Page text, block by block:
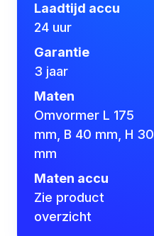
Laadtijd accu
24 uur
Garantie
3 jaar
Maten
Omvormer L 175
mm, B 40 mm, H 30
mm
Maten accu
Zie product
overzicht